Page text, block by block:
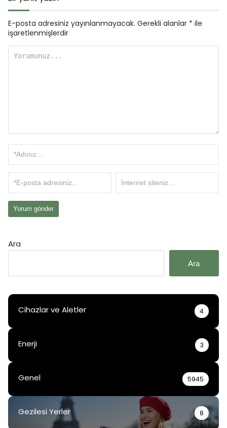
E-posta adresiniz yayınlanmayacak. Gerekli alanlar * ile
işaretlenmişlerdir
Ara
Ara
Cihazlar ve Aletler 4
Enerji 3
Genel 5945
Gezilesi Yerler 8